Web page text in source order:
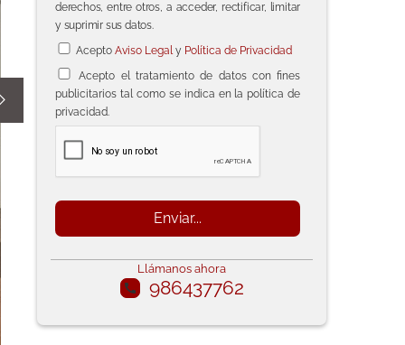
derechos, entre otros, a acceder, rectificar, limitar
y suprimir sus datos.
Acepto Aviso Legaly Política de Privacidad
Acepto el tratamiento de datos con fines
publicitarios tal como se indica en la política de
privacidad.
Llámanos ahora
call 986437762